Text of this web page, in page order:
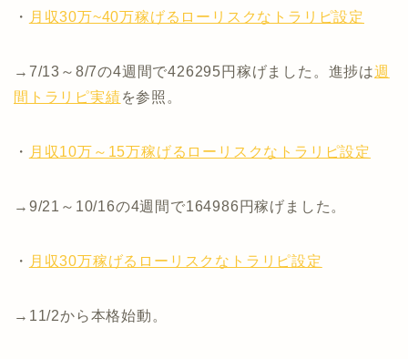
・ 月収30万~40万稼げるローリスクなトラリピ設定
→7/13～8/7の4週間で426295円稼げました。進捗は週
間トラリピ実績を参照。
・ 月収10万～15万稼げるローリスクなトラリピ設定
→9/21～10/16の4週間で164986円稼げました。
・ 月収30万稼げるローリスクなトラリピ設定
→11/2から本格始動。